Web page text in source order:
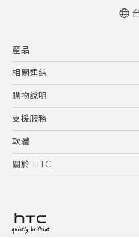
User
產品
5G
智慧型手機
配件
相關連結
HTC Research
購物說明
購物須知
訂單管理
付款方式
支援服務
到府收送維修服務
服務中心資訊
客戶服務佈告欄
軟體
應用程式
HTC Sync Manager
關於 HTC
投資人